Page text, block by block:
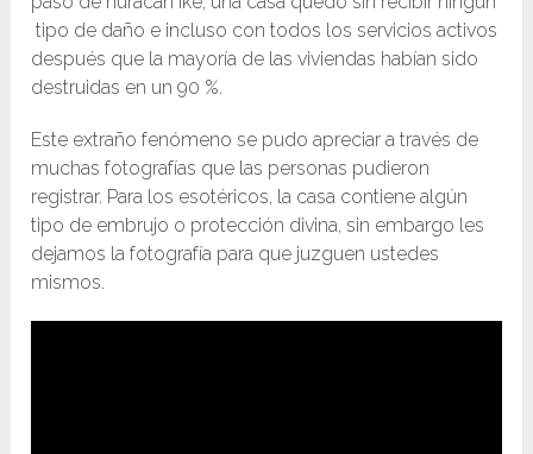
tipo de daño e incluso con todos los servicios activos
después que la mayoría de las viviendas habían sido
destruidas en un 90 %.
Este extraño fenómeno se pudo apreciar a través de
muchas fotografías que las personas pudieron
registrar. Para los esotéricos, la casa contiene algún
tipo de embrujo o protección divina, sin embargo les
dejamos la fotografía para que juzguen ustedes
mismos.